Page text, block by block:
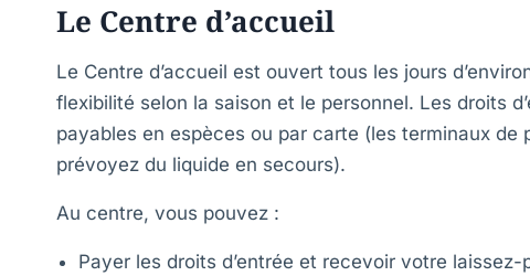
Le Centre d’accueil
Le Centre d’accueil est ouvert tous les jours
flexibilité selon la saison et le personnel. Les droits
payables en espèces ou par carte (les terminaux
prévoyez du liquide en secours).
Au centre, vous pouvez :
Payer les droits d’entrée et recevoir votre laissez-